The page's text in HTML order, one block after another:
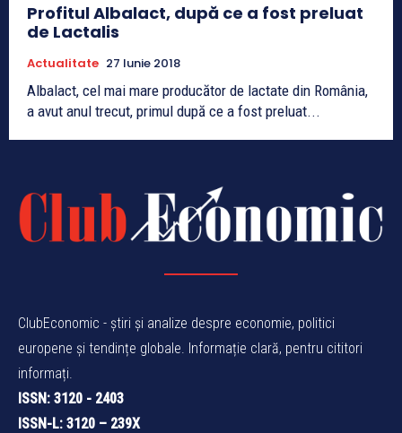
Profitul Albalact, după ce a fost preluat
de Lactalis
Actualitate 27 Iunie 2018
Albalact, cel mai mare producător de lactate din România,
a avut anul trecut, primul după ce a fost preluat...
ClubEconomic - știri și analize despre economie, politici
europene și tendințe globale. Informație clară, pentru cititori
informați.
ISSN: 3120 - 2403
ISSN-L: 3120 – 239X